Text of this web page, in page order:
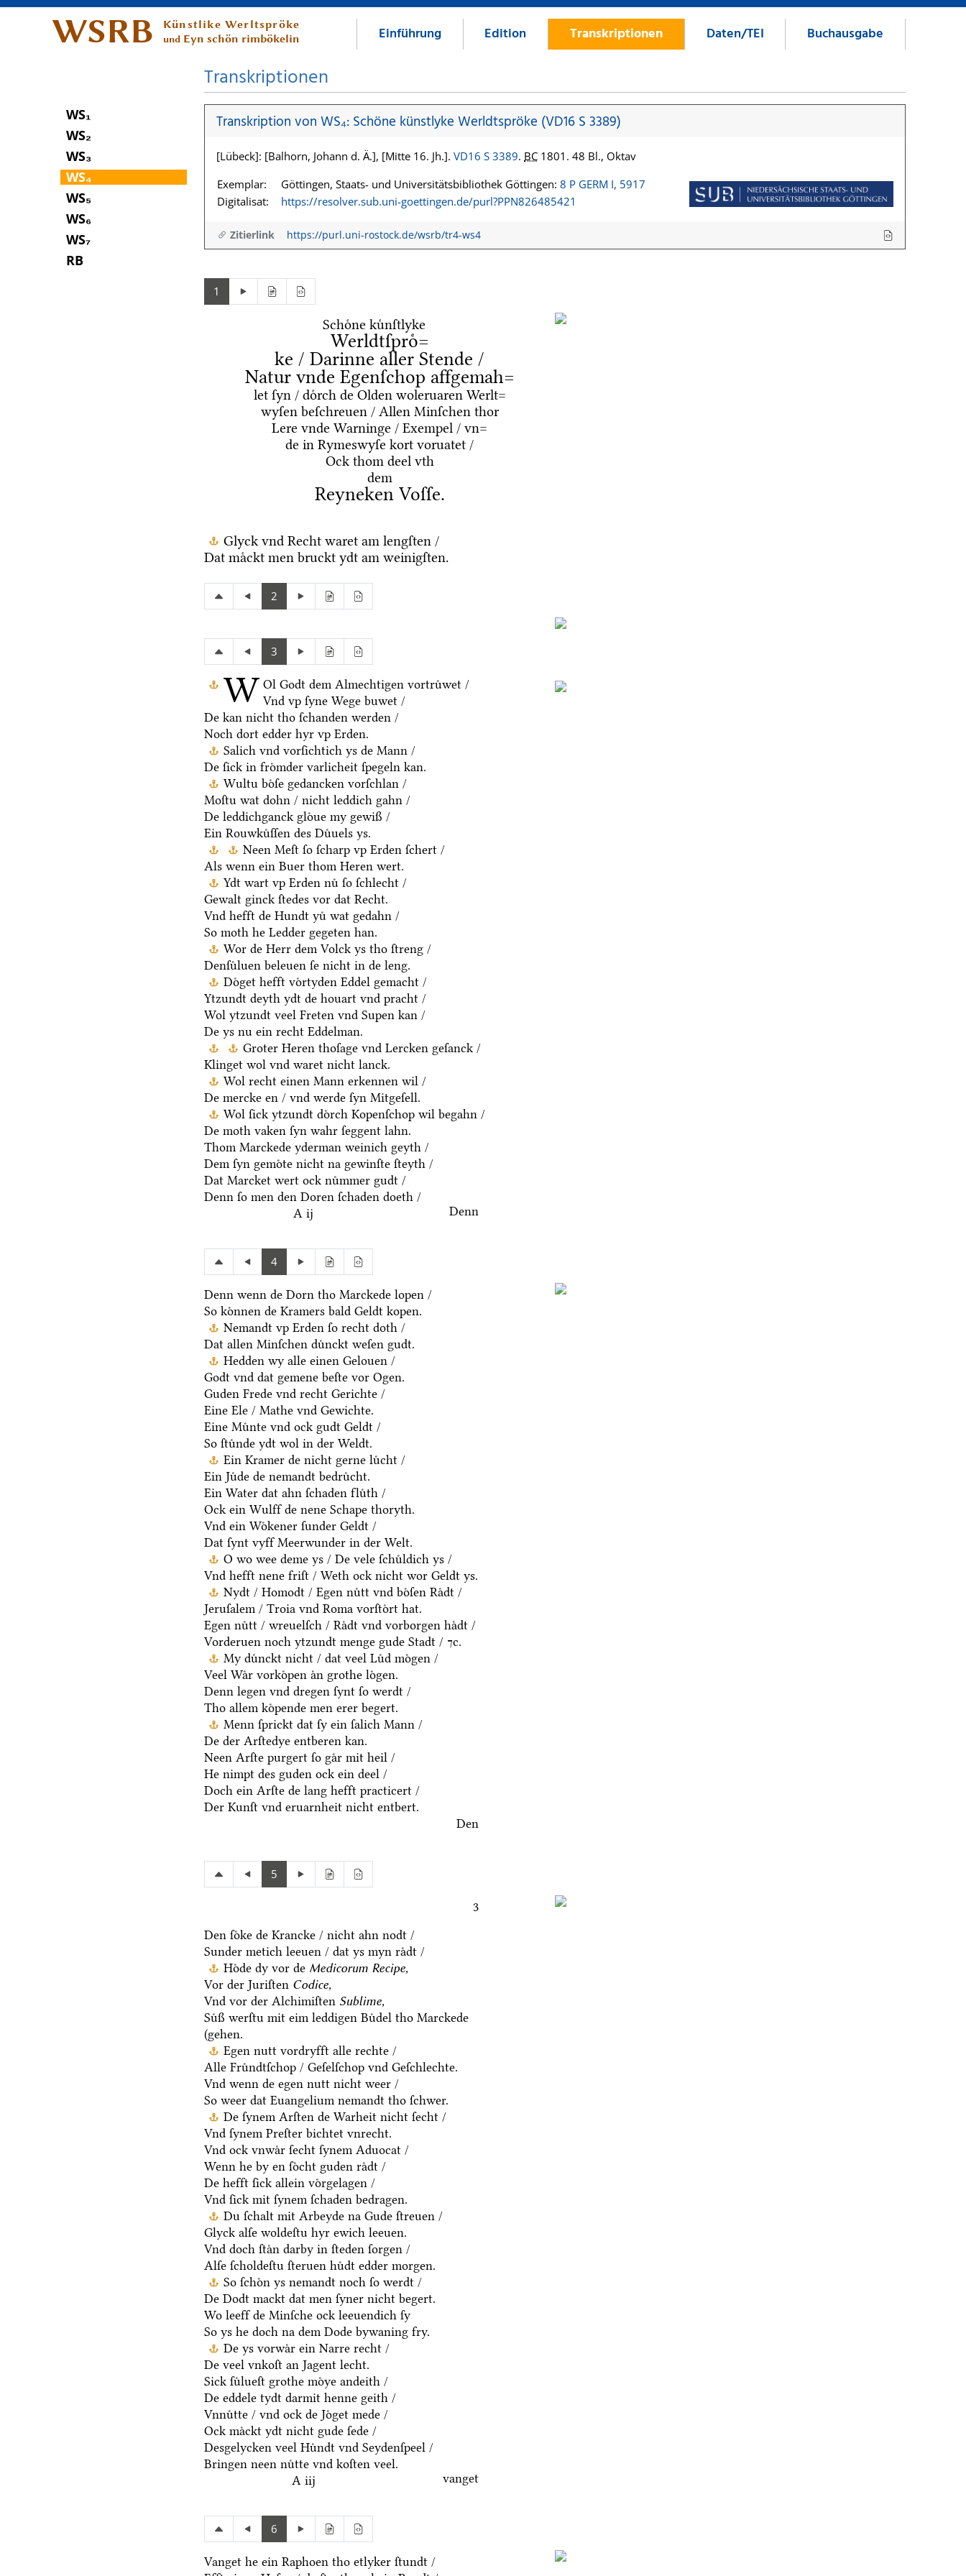
WSRB Künstlike Werltspröke
und Eyn schön rimbökelin Einführung Edition Transkriptionen Daten/TEI Buchausgabe
WS₁
WS₂
WS₃
WS₄
WS₅
WS₆
WS₇
RB
Transkriptionen
Transkription von WS₄: Schöne künstlyke Werldtspröke (VD16 S 3389)
[Lübeck]: [Balhorn, Johann d. Ä.], [Mitte 16. Jh.]. VD16 S 3389. BC 1801. 48 Bl., Oktav
Exemplar:
Göttingen, Staats- und Universitätsbibliothek Göttingen: 8 P GERM I, 5917
Digitalisat:
https://resolver.sub.uni-goettingen.de/purl?PPN826485421
Zitierlink https://purl.uni-rostock.de/wsrb/tr4-ws4
1
Schoͤne kuͤnſtlyke
Werldtſproͤ=
ke / Darinne aller Stende /
Natur vnde Egenſchop affgemah=
let ſyn / doͤrch de Olden woleruaren Werlt=
wyſen beſchreuen / Allen Minſchen thor
Lere vnde Warninge / Exempel / vn=
de in Rymeswyſe kort voruatet /
Ock thom deel vth
dem
Reyneken Voſſe.
Glyck vnd Recht waret am lengſten /
Dat maͤckt men bruckt ydt am weinigſten.
2
3
W Ol Godt dem Almechtigen vortruͤwet /
Vnd vp ſyne Wege buwet /
De kan nicht tho ſchanden werden /
Noch dort edder hyr vp Erden.
Salich vnd vorſichtich ys de Mann /
De ſick in froͤmder varlicheit ſpegeln kan.
Wultu boͤſe gedancken vorſchlan /
Moſtu wat dohn / nicht leddich gahn /
De leddichganck gloͤue my gewiß /
Ein Rouwkuͤſſen des Duͤuels ys.
Neen Meſt ſo ſcharp vp Erden ſchert /
Als wenn ein Buer thom Heren wert.
Ydt wart vp Erden nuͤ ſo ſchlecht /
Gewalt ginck ſtedes vor dat Recht.
Vnd hefft de Hundt yuͤ wat gedahn /
So moth he Ledder gegeten han.
Wor de Herr dem Volck ys tho ſtreng /
Denſuͤluen beleuen ſe nicht in de leng.
Doͤget hefft voͤrtyden Eddel gemacht /
Ytzundt deyth ydt de houart vnd pracht /
Wol ytzundt veel Freten vnd Supen kan /
De ys nu ein recht Eddelman.
Groter Heren thoſage vnd Lercken geſanck /
Klinget wol vnd waret nicht lanck.
Wol recht einen Mann erkennen wil /
De mercke en / vnd werde ſyn Mitgeſell.
Wol ſick ytzundt doͤrch Kopenſchop wil begahn /
De moth vaken ſyn wahr ſeggent lahn.
Thom Marckede yderman weinich geyth /
Dem ſyn gemoͤte nicht na gewinſte ſteyth /
Dat Marcket wert ock nuͤmmer gudt /
Denn ſo men den Doren ſchaden doeth /
A ij
Denn
4
Denn wenn de Dorn tho Marckede lopen /
So koͤnnen de Kramers bald Geldt kopen.
Nemandt vp Erden ſo recht doth /
Dat allen Minſchen duͤnckt weſen gudt.
Hedden wy alle einen Gelouen /
Godt vnd dat gemene beſte vor Ogen.
Guden Frede vnd recht Gerichte /
Eine Ele / Mathe vnd Gewichte.
Eine Muͤnte vnd ock gudt Geldt /
So ſtuͤnde ydt wol in der Weldt.
Ein Kramer de nicht gerne luͤcht /
Ein Juͤde de nemandt bedruͤcht.
Ein Water dat ahn ſchaden fluͤth /
Ock ein Wulff de nene Schape thoryth.
Vnd ein Woͤkener ſunder Geldt /
Dat ſynt vyff Meerwunder in der Welt.
O wo wee deme ys / De vele ſchuͤldich ys /
Vnd hefft nene friſt / Weth ock nicht wor Geldt ys.
Nydt / Homodt / Egen nuͤtt vnd boͤſen Raͤdt /
Jeruſalem / Troia vnd Roma vorſtoͤrt hat.
Egen nuͤtt / wreuelſch / Raͤdt vnd vorborgen haͤdt /
Vorderuen noch ytzundt menge gude Stadt / ⁊c.
My duͤnckt nicht / dat veel Luͤd moͤgen /
Veel Waͤr vorkoͤpen aͤn grothe loͤgen.
Denn legen vnd dregen ſynt ſo werdt /
Tho allem koͤpende men erer begert.
Menn ſprickt dat ſy ein ſalich Mann /
De der Arſtedye entberen kan.
Neen Arſte purgert ſo gaͤr mit heil /
He nimpt des guden ock ein deel /
Doch ein Arſte de lang hefft practicert /
Der Kunſt vnd eruarnheit nicht entbert.
Den
5
3
Den ſoͤke de Krancke / nicht ahn nodt /
Sunder metich leeuen / dat ys myn raͤdt /
Hoͤde dy vor de Medicorum Recipe,
Vor der Juriſten Codice,
Vnd vor der Alchimiſten Sublime,
Suͤß werſtu mit eim leddigen Buͤdel tho Marckede
(gehen.
Egen nutt vordryfft alle rechte /
Alle Fruͤndtſchop / Geſelſchop vnd Geſchlechte.
Vnd wenn de egen nutt nicht weer /
So weer dat Euangelium nemandt tho ſchwer.
De ſynem Arſten de Warheit nicht ſecht /
Vnd ſynem Preſter bichtet vnrecht.
Vnd ock vnwaͤr ſecht ſynem Aduocat /
Wenn he by en ſoͤcht guden raͤdt /
De hefft ſick allein voͤrgelagen /
Vnd ſick mit ſynem ſchaden bedragen.
Du ſchalt mit Arbeyde na Gude ſtreuen /
Glyck alſe woldeſtu hyr ewich leeuen.
Vnd doch ſtaͤn darby in ſteden ſorgen /
Alſe ſcholdeſtu ſteruen huͤdt edder morgen.
So ſchoͤn ys nemandt noch ſo werdt /
De Dodt mackt dat men ſyner nicht begert.
Wo leeff de Minſche ock leeuendich ſy
So ys he doch na dem Dode bywaning fry.
De ys vorwaͤr ein Narre recht /
De veel vnkoſt an Jagent lecht.
Sick ſuͤlueſt grothe moͤye andeith /
De eddele tydt darmit henne geith /
Vnnuͤtte / vnd ock de Joͤget mede /
Ock maͤckt ydt nicht gude ſede /
Desgelycken veel Huͤndt vnd Seydenſpeel /
Bringen neen nuͤtte vnd koſten veel.
A iij
vanget
6
Vanget he ein Raphoen tho etlyker ſtundt /